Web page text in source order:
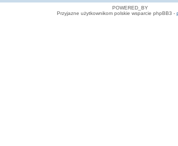
POWERED_BY
Przyjazne użytkownikom polskie wsparcie phpBB3 -